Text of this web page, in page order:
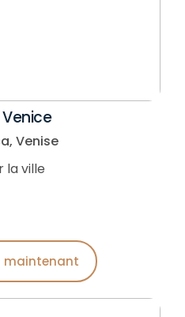
Venise
la ville
maintenant